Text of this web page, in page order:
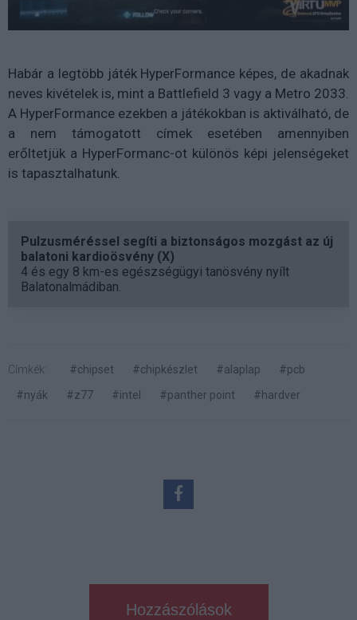
Habár a legtöbb játék HyperFormance képes, de akadnak
neves kivételek is, mint a Battlefield 3 vagy a Metro 2033.
A HyperFormance ezekben a játékokban is aktiválható, de
a nem támogatott címek esetében amennyiben
erőltetjük a HyperFormanc-ot különös képi jelenségeket
is tapasztalhatunk.
Pulzusméréssel segíti a biztonságos mozgást az új
balatoni kardioösvény (X)
4 és egy 8 km-es egészségügyi tanösvény nyílt
Balatonalmádiban.
Címkék: #chipset #chipkészlet #alaplap
#pcb
#nyák
#z77 #intel #panther point #hardver
Hozzászólások